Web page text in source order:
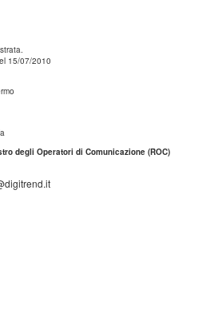
15/07/2010
degli Operatori di Comunicazione (ROC)